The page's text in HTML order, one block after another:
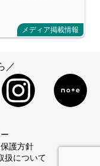
メディア掲載情報
／
護方針
扱について